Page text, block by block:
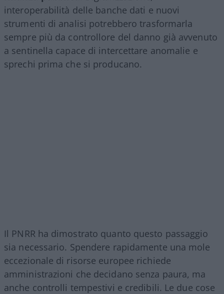
interoperabilità delle banche dati e nuovi
strumenti di analisi potrebbero trasformarla
sempre più da controllore del danno già avvenuto
a sentinella capace di intercettare anomalie e
sprechi prima che si producano.
Il PNRR ha dimostrato quanto questo passaggio
sia necessario. Spendere rapidamente una mole
eccezionale di risorse europee richiede
amministrazioni che decidano senza paura, ma
anche controlli tempestivi e credibili. Le due cose